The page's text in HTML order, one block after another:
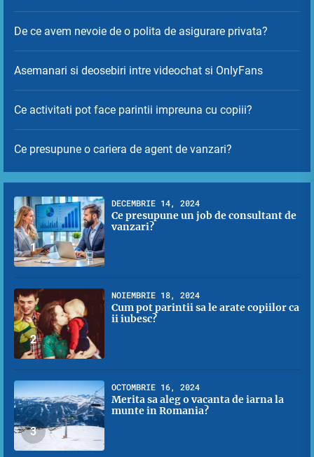
De ce avem nevoie de o polita de asigurare privata?
Asemanari si deosebiri intre videochat si OnlyFans
Ce activitati pot face parintii impreuna cu copiii?
Ce presupune o cariera de agent de vanzari?
1
DECEMBRIE 14, 2024
Ce presupune un job de consultant de
vanzari?
2
NOIEMBRIE 18, 2024
Cum pot parintii sa le arate copiilor ca
ii iubesc?
3
OCTOMBRIE 16, 2024
Merita sa aleg o vacanta de iarna la
munte in Romania?